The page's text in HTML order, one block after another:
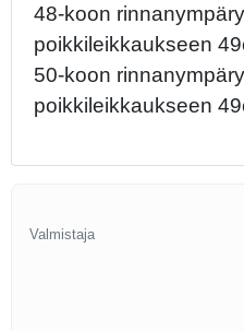
48-koon
poikkileikkaukseen
50-koon
poikkileikkaukseen
Valmistaja